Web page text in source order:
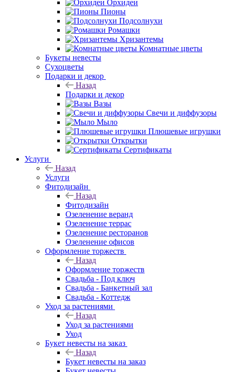
Орхидеи
Пионы
Подсолнухи
Ромашки
Хризантемы
Комнатные цветы
Букеты невесты
Сухоцветы
Подарки и декор
Назад
Подарки и декор
Вазы
Свечи и диффузоры
Мыло
Плюшевые игрушки
Открытки
Сертификаты
Услуги
Назад
Услуги
Фитодизайн
Назад
Фитодизайн
Озеленение веранд
Озеленение террас
Озеленение ресторанов
Озеленение офисов
Оформление торжеств
Назад
Оформление торжеств
Свадьба - Под ключ
Свадьба - Банкетный зал
Свадьба - Коттедж
Уход за растениями
Назад
Уход за растениями
Уход
Букет невесты на заказ
Назад
Букет невесты на заказ